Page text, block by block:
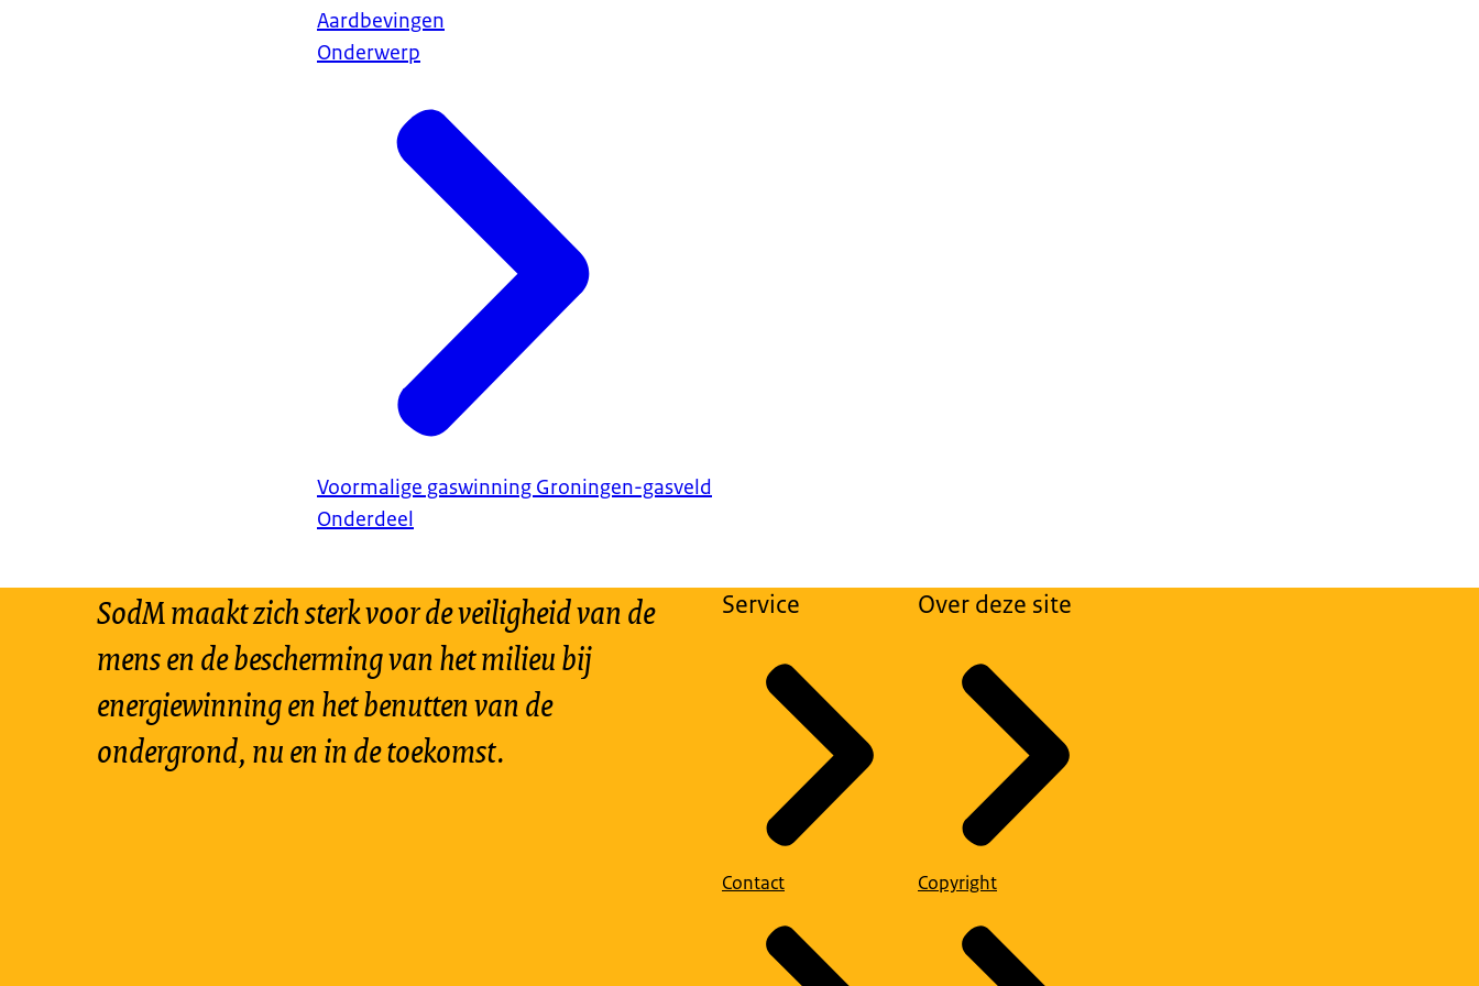
Aardbevingen
Onderwerp
Voormalige gaswinning Groningen-gasveld
Onderdeel
SodM maakt zich sterk voor de veiligheid van de
mens en de bescherming van het milieu bij
energiewinning en het benutten van de
ondergrond, nu en in de toekomst.
Service
Contact
Over deze site
Copyright